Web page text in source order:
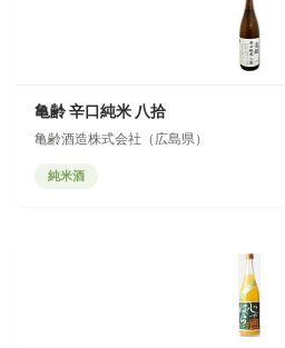
亀齢 辛口純米 八拾
亀齢酒造株式会社（広島県）
純米酒